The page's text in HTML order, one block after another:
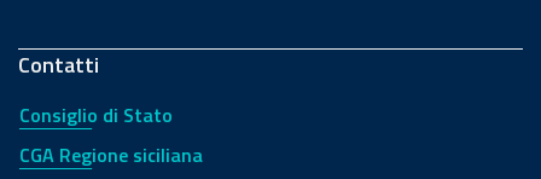
Contatti
Consiglio di Stato
CGA Regione siciliana